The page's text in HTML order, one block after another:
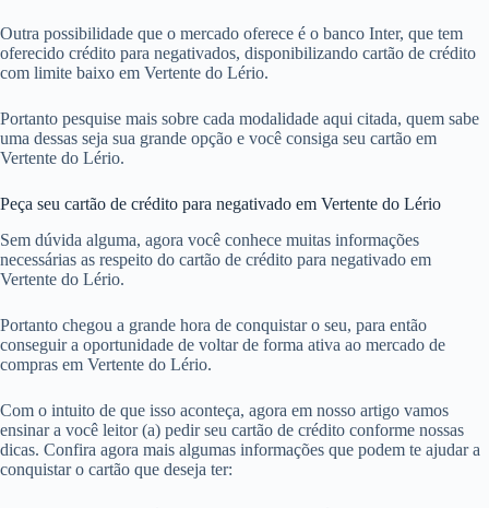
Outra possibilidade que o mercado oferece é o banco Inter, que tem
oferecido crédito para negativados, disponibilizando cartão de crédito
com limite baixo em Vertente do Lério.
Portanto pesquise mais sobre cada modalidade aqui citada, quem sabe
uma dessas seja sua grande opção e você consiga seu cartão em
Vertente do Lério.
Peça seu cartão de crédito para negativado em Vertente do Lério
Sem dúvida alguma, agora você conhece muitas informações
necessárias as respeito do cartão de crédito para negativado em
Vertente do Lério.
Portanto chegou a grande hora de conquistar o seu, para então
conseguir a oportunidade de voltar de forma ativa ao mercado de
compras em Vertente do Lério.
Com o intuito de que isso aconteça, agora em nosso artigo vamos
ensinar a você leitor (a) pedir seu cartão de crédito conforme nossas
dicas. Confira agora mais algumas informações que podem te ajudar a
conquistar o cartão que deseja ter: